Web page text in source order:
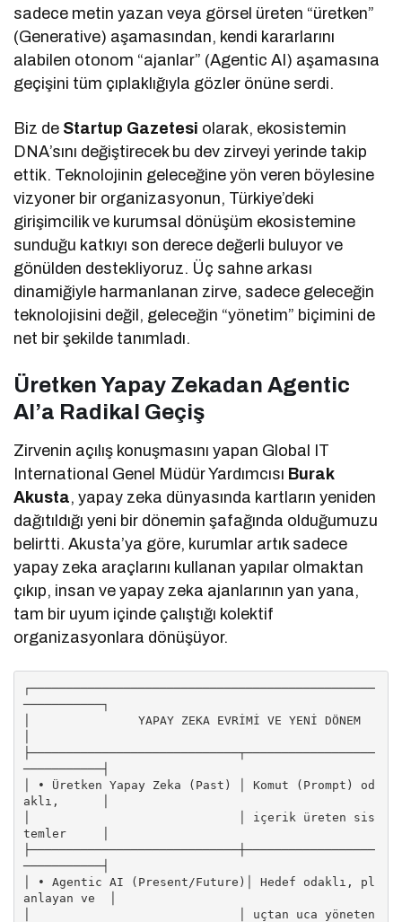
sadece metin yazan veya görsel üreten “üretken”
(Generative) aşamasından, kendi kararlarını
alabilen otonom “ajanlar” (Agentic AI) aşamasına
geçişini tüm çıplaklığıyla gözler önüne serdi.
Biz de Startup Gazetesi olarak, ekosistemin
DNA’sını değiştirecek bu dev zirveyi yerinde takip
ettik. Teknolojinin geleceğine yön veren böylesine
vizyoner bir organizasyonun, Türkiye’deki
girişimcilik ve kurumsal dönüşüm ekosistemine
sunduğu katkıyı son derece değerli buluyor ve
gönülden destekliyoruz. Üç sahne arkası
dinamiğiyle harmanlanan zirve, sadece geleceğin
teknolojisini değil, geleceğin “yönetim” biçimini de
net bir şekilde tanımladı.
Üretken Yapay Zekadan Agentic
AI’a Radikal Geçiş
Zirvenin açılış konuşmasını yapan Global IT
International Genel Müdür Yardımcısı Burak
Akusta, yapay zeka dünyasında kartların yeniden
dağıtıldığı yeni bir dönemin şafağında olduğumuzu
belirtti. Akusta’ya göre, kurumlar artık sadece
yapay zeka araçlarını kullanan yapılar olmaktan
çıkıp, insan ve yapay zeka ajanlarının yan yana,
tam bir uyum içinde çalıştığı kolektif
organizasyonlara dönüşüyor.
┌────────────────────────────────────────────────
───────────┐
│               YAPAY ZEKA EVRİMİ VE YENİ DÖNEM
├─────────────────────────────┬──────────────────
───────────┤
│ • Üretken Yapay Zeka (Past) │ Komut (Prompt) od
aklı,      │
│                             │ içerik üreten sis
temler     │
├─────────────────────────────┼──────────────────
───────────┤
│ • Agentic AI (Present/Future)│ Hedef odaklı, pl
anlayan ve  │
│                             │ uçtan uca yöneten